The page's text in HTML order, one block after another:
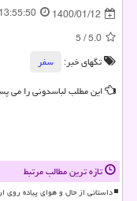
1400/01/12
13:55:50
5.0
/
5
تگهای خبر:
سفر
این مطلب لباسدونی را می
تازه ترین مطالب مرتبط
داستانی از حال و هوای پیاده روی